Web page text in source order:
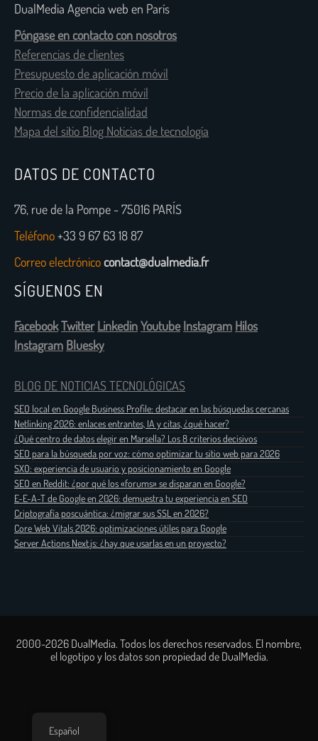
DualMedia Agencia web en París
Póngase en contacto con nosotros
Referencias de clientes
Presupuesto de aplicación móvil
Precio de la aplicación móvil
Normas de confidencialidad
Mapa del sitio Blog Noticias de tecnología
DATOS DE CONTACTO
76, rue de la Pompe - 75016 PARÍS
Teléfono+33 9 67 63 18 87
Correo electrónicocontact@dualmedia.fr
SÍGUENOS EN
FacebookTwitter LinkedinYoutube Instagram Hilos
Instagram Bluesky
BLOG DE NOTICIAS TECNOLÓGICAS
SEO local en Google Business Profile: destacar en las búsquedas cercanas
Netlinking 2026: enlaces entrantes, IA y citas, ¿qué hacer?
¿Qué centro de datos elegir en Marsella? Los 8 criterios decisivos
SEO para la búsqueda por voz: cómo optimizar tu sitio web para 2026
SXO: experiencia de usuario y posicionamiento en Google
SEO en Reddit: ¿por qué los «forums» se disparan en Google?
E-E-A-T de Google en 2026: demuestra tu experiencia en SEO
Criptografía poscuántica: ¿migrar sus SSL en 2026?
Core Web Vitals 2026: optimizaciones útiles para Google
Server Actions Next.js: ¿hay que usarlas en un proyecto?
2000-2026 DualMedia. Todos los derechos reservados. El nombre,
el logotipo y los datos son propiedad de DualMedia.
Español